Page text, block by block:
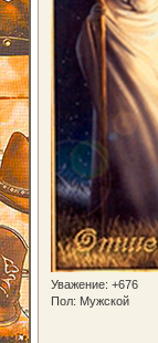
Уважение: +676
Пол: Мужской